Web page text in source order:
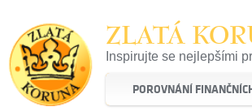
ZLATÁ
Inspirujte se nejlepšími
22 let tradice a kvality na
POROVNÁNÍ